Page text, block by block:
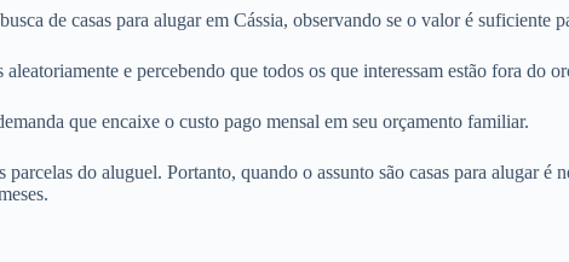
de casas para alugar em Cássia, observando se o valor é suficiente
e percebendo que todos os que interessam estão fora do
que encaixe o custo pago mensal em seu orçamento familiar.
do aluguel. Portanto, quando o assunto são casas para alugar é